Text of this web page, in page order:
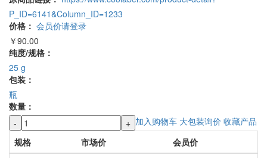
P_ID=6141&Column_ID=1233
价格： 会员价请登录
￥90.00
纯度/规格：
25 g
包装：
瓶
数量：
-
+ 加入购物车 大包装询价 收藏产品
规格
市场价
会员价